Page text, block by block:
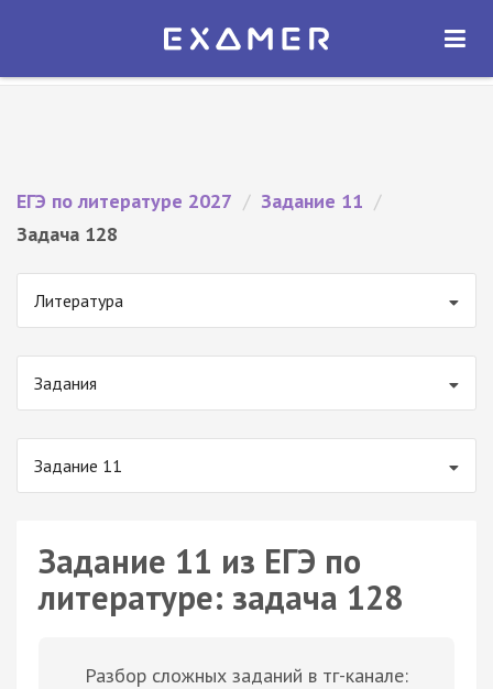
Экзамер — ЕГЭ 2027
ОТКРЫТЬ
ЕГЭ по литературе 2027 / Задание 11 /
Задача 128
Литература
Задания
Задание 11
Задание 11 из ЕГЭ по
литературе: задача 128
Разбор сложных заданий в тг-канале: